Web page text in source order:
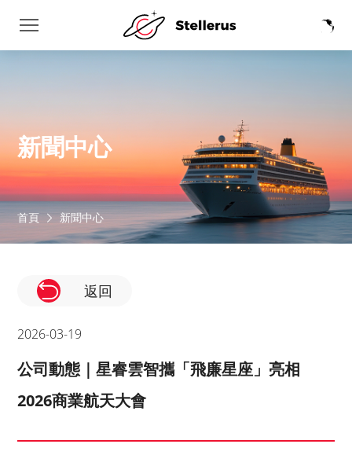
首頁 新聞中心
新聞中心
返回
2026-03-19
公司動態｜星睿雲智攜「飛廉星座」亮相
2026商業航天大會